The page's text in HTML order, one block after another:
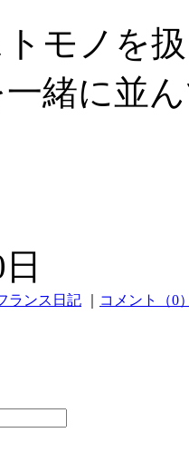
モノを
緒に並
ランス日記 コメント（0